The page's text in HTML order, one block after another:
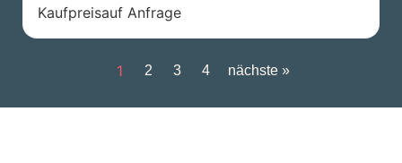
Kaufpreisauf Anfrage
1 2 3 4 nächste »